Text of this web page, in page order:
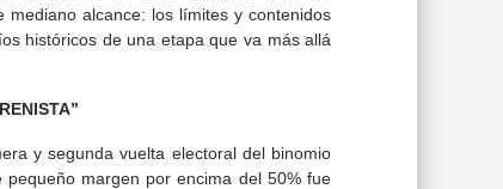
alcance: los límites y contenidos
históricos de una etapa que va más allá
y segunda vuelta electoral del binomio
margen por encima del 50% fue